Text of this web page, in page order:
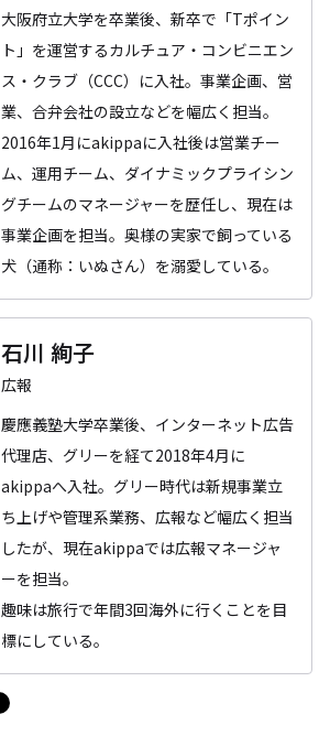
大阪府立大学を卒業後、新卒で「Tポイン
ト」を運営するカルチュア・コンビニエン
ス・クラブ（CCC）に入社。事業企画、営
業、合弁会社の設立などを幅広く担当。
2016年1月にakippaに入社後は営業チー
ム、運用チーム、ダイナミックプライシン
グチームのマネージャーを歴任し、現在は
事業企画を担当。奥様の実家で飼っている
犬（通称：いぬさん）を溺愛している。
石川 絢子
広報
慶應義塾大学卒業後、インターネット広告
代理店、グリーを経て2018年4月に
akippaへ入社。グリー時代は新規事業立
ち上げや管理系業務、広報など幅広く担当
したが、現在akippaでは広報マネージャ
ーを担当。
趣味は旅行で年間3回海外に行くことを目
標にしている。